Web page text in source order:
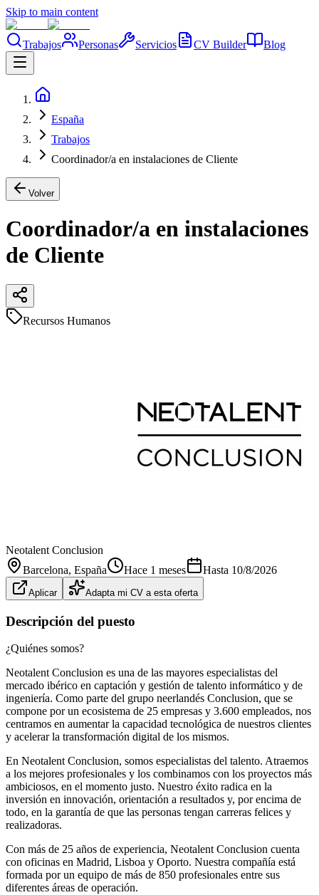
Skip to main content
Trabajos Personas Servicios CV Builder Blog
España
Trabajos
Coordinador/a en instalaciones de Cliente
Volver
Coordinador/a en instalaciones
de Cliente
Recursos Humanos
Neotalent Conclusion
Barcelona, España Hace 1 meses Hasta 10/8/2026
Aplicar Adapta mi CV a esta oferta
Descripción del puesto
¿Quiénes somos?
Neotalent Conclusion es una de las mayores especialistas del
mercado ibérico en captación y gestión de talento informático y de
ingeniería. Como parte del grupo neerlandés Conclusion, que se
compone por un ecosistema de 25 empresas y 3.600 empleados, nos
centramos en aumentar la capacidad tecnológica de nuestros clientes
y acelerar la transformación digital de los mismos.
En Neotalent Conclusion, somos especialistas del talento. Atraemos
a los mejores profesionales y los combinamos con los proyectos más
ambiciosos, en el momento justo. Nuestro éxito radica en la
inversión en innovación, orientación a resultados y, por encima de
todo, en la garantía de que las personas tengan carreras felices y
realizadoras.
Con más de 25 años de experiencia, Neotalent Conclusion cuenta
con oficinas en Madrid, Lisboa y Oporto. Nuestra compañía está
formada por un equipo de más de 850 profesionales entre sus
diferentes áreas de operación.